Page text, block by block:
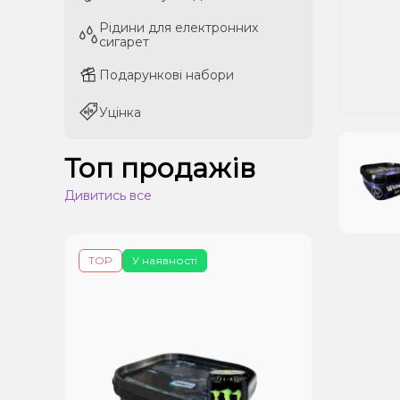
Рідини для електронних
сигарет
Подарункові набори
Уцінка
Рідини для електронних
сигарет
Подарункові набори
Уцінка
Топ продажів
Дивитись все
У наявності
TOP